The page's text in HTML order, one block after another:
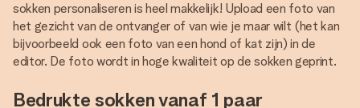
sokken personaliseren is heel makkelijk! Upload een foto van
het gezicht van de ontvanger of van wie je maar wilt (het kan
bijvoorbeeld ook een foto van een hond of kat zijn) in de
editor. De foto wordt in hoge kwaliteit op de sokken geprint.
Bedrukte sokken vanaf 1 paar